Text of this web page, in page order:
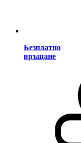
Безплатно
връщане